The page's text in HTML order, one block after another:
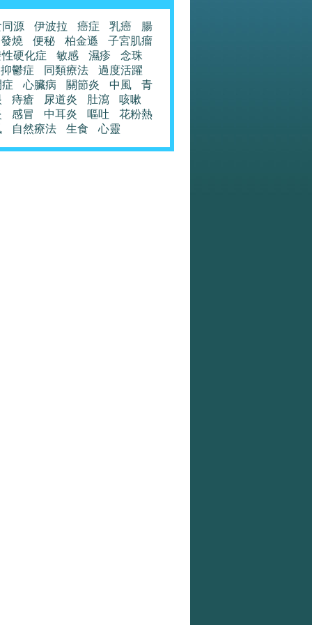
源 伊波拉 癌症 乳癌
腸
發燒
便秘 柏金遜
子宮肌瘤
硬化症
敏感 濕疹
念珠
抑鬱症
同類療法
過度活躍
心臟病 關節炎 中風
青
痔瘡 尿道炎 肚瀉
咳嗽
感冒 中耳炎 嘔吐
花粉熱
自然療法 生食 心靈